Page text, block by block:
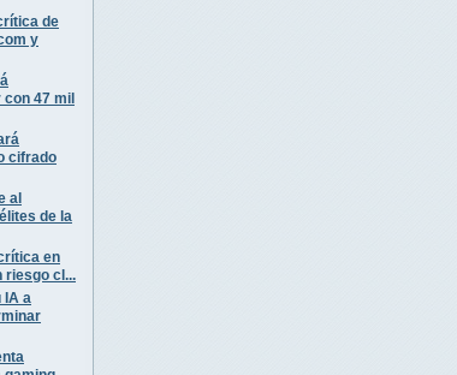
de
y
con 47 mil
cifrado
al
de la
en
riesgo cl...
IA a